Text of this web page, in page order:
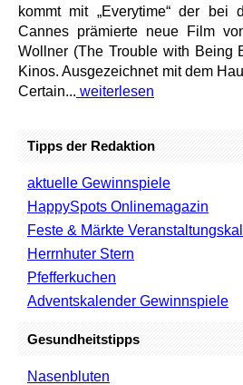
kommt mit „Everytime“ der bei
Cannes prämierte neue Film
Wollner (The Trouble with Being
Kinos. Ausgezeichnet mit dem
Certain... weiterlesen
Tipps der Redaktion
aktuelle Gewinnspiele
HappySpots Onlinemagazin
Feste & Märkte
Herrnhuter Stern
Pfefferkuchen
Adventskalender Gewinnspiele
Gesundheitstipps
Nasenbluten